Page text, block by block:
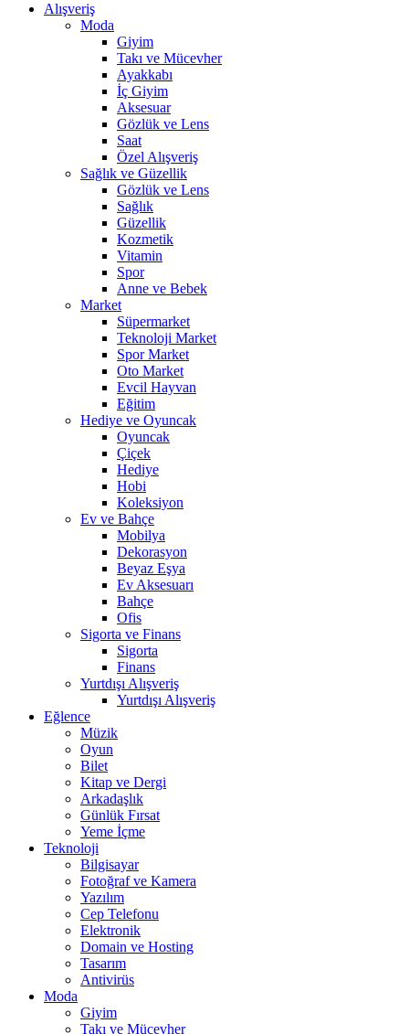
Alışveriş
Moda
Giyim
Takı ve Mücevher
Ayakkabı
İç Giyim
Aksesuar
Gözlük ve Lens
Saat
Özel Alışveriş
Sağlık ve Güzellik
Gözlük ve Lens
Sağlık
Güzellik
Kozmetik
Vitamin
Spor
Anne ve Bebek
Market
Süpermarket
Teknoloji Market
Spor Market
Oto Market
Evcil Hayvan
Eğitim
Hediye ve Oyuncak
Oyuncak
Çiçek
Hediye
Hobi
Koleksiyon
Ev ve Bahçe
Mobilya
Dekorasyon
Beyaz Eşya
Ev Aksesuarı
Bahçe
Ofis
Sigorta ve Finans
Sigorta
Finans
Yurtdışı Alışveriş
Yurtdışı Alışveriş
Eğlence
Müzik
Oyun
Bilet
Kitap ve Dergi
Arkadaşlık
Günlük Fırsat
Yeme İçme
Teknoloji
Bilgisayar
Fotoğraf ve Kamera
Yazılım
Cep Telefonu
Elektronik
Domain ve Hosting
Tasarım
Antivirüs
Moda
Giyim
Takı ve Mücevher